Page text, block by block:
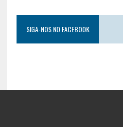
SIGA-NOS NO FACEBOOK